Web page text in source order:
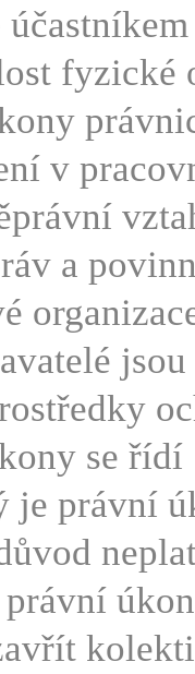
fyzické
v
a
se řídí
je právní